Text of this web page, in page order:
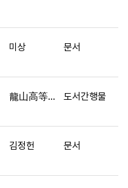
미상 문서
龍山高等學校 同窓會報(용산고등학교 동창회보) 도서간행물
김정헌 문서